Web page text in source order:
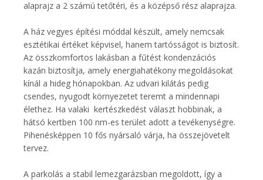
alaprajz a 2 számú tetőtéri, és a középső rész alaprajza.
A ház vegyes építési móddal készült, amely nemcsak
esztétikai értéket képvisel, hanem tartósságot is biztosít.
Az összkomfortos lakásban a fűtést kondenzációs
kazán biztosítja, amely energiahatékony megoldásokat
kínál a hideg hónapokban. Az udvari kilátás pedig
csendes, nyugodt környezetet teremt a mindennapi
élethez. Ha valaki kertészkedést választ hobbinak, a
hátsó kertben 100 nm-es terület adott a tevékenységre.
Pihenésképpen 10 fős nyársaló várja, ha összejövetelt
tervez.
A parkolás a stabil lemezgarázsban megoldott, így a